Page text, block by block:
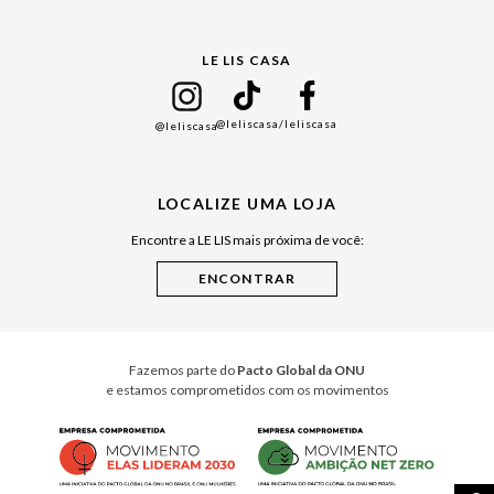
Cuidados Casa
LE LIS CASA
@leliscasa@leliscasa/leliscasa
LOCALIZE UMA LOJA
Encontre a LE LIS mais próxima de você:
Fazemos parte do Pacto Global da ONU
e estamos comprometidos com os movimentos